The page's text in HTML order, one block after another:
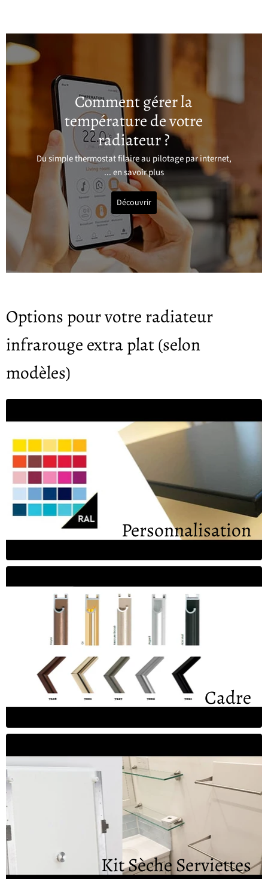
Comment gérer la
température de votre
radiateur ?
Du simple thermostat filaire au pilotage par internet,
... en savoir plus
Découvrir
Options pour votre radiateur
infrarouge extra plat (selon
modèles)
Personnalisation
Cadre
Kit Sèche Serviettes